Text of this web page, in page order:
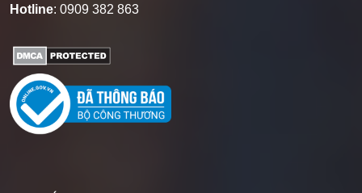
Hotline: 0909 382 863